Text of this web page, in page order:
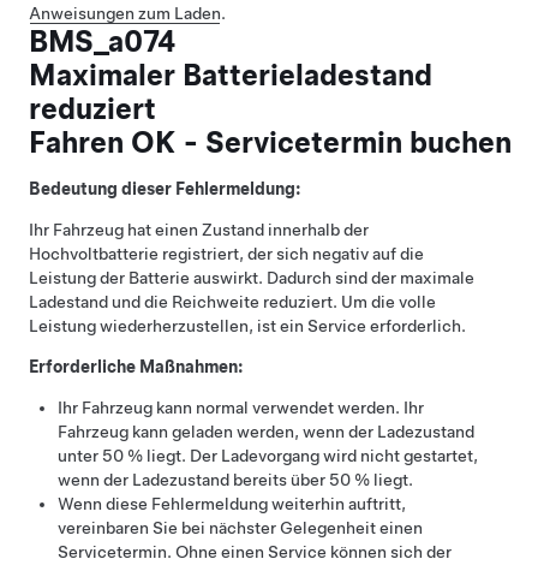
Anweisungen zum Laden.
BMS_a074
Maximaler Batterieladestand
reduziert
Fahren OK - Servicetermin buchen
Bedeutung dieser Fehlermeldung:
Ihr Fahrzeug hat einen Zustand innerhalb der
Hochvoltbatterie registriert, der sich negativ auf die
Leistung der Batterie auswirkt. Dadurch sind der maximale
Ladestand und die Reichweite reduziert. Um die volle
Leistung wiederherzustellen, ist ein Service erforderlich.
Erforderliche Maßnahmen:
Ihr Fahrzeug kann normal verwendet werden. Ihr
Fahrzeug kann geladen werden, wenn der Ladezustand
unter 50 % liegt. Der Ladevorgang wird nicht gestartet,
wenn der Ladezustand bereits über 50 % liegt.
Wenn diese Fehlermeldung weiterhin auftritt,
vereinbaren Sie bei nächster Gelegenheit einen
Servicetermin. Ohne einen Service können sich der